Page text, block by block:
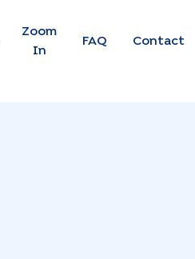
Zoom
In
FAQ Contact